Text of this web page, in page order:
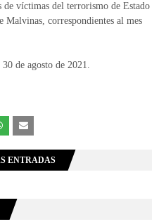
víctimas del terrorismo de Estado
correspondientes al mes
de agosto de 2021.
ENTRADAS